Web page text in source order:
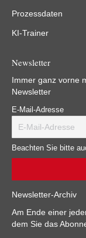
Prozessdaten
KI-Trainer
Newsletter
Immer ganz vorne
Newsletter
E-Mail-Adresse
Beachten Sie bitte
Newsletter-Archiv
Am Ende einer
dem Sie das